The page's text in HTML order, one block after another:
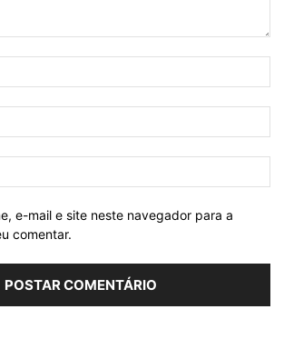
e-mail e site neste navegador para a
comentar.